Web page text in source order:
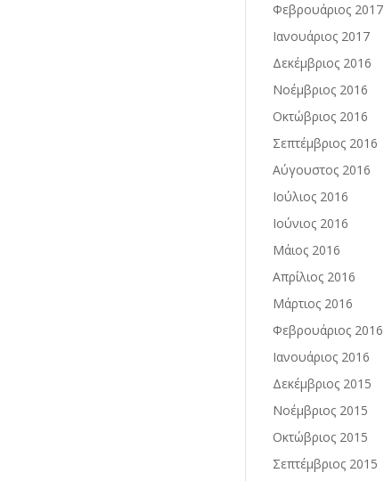
Φεβρουάριος 2017
Ιανουάριος 2017
Δεκέμβριος 2016
Νοέμβριος 2016
Οκτώβριος 2016
Σεπτέμβριος 2016
Αύγουστος 2016
Ιούλιος 2016
Ιούνιος 2016
Μάιος 2016
Απρίλιος 2016
Μάρτιος 2016
Φεβρουάριος 2016
Ιανουάριος 2016
Δεκέμβριος 2015
Νοέμβριος 2015
Οκτώβριος 2015
Σεπτέμβριος 2015